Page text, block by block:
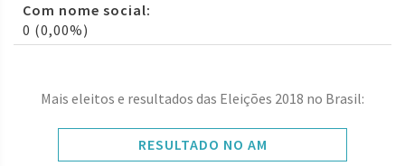
Com nome social:
0 (0,00%)
Mais eleitos e resultados das Eleições 2018 no Brasil:
RESULTADO NO AM